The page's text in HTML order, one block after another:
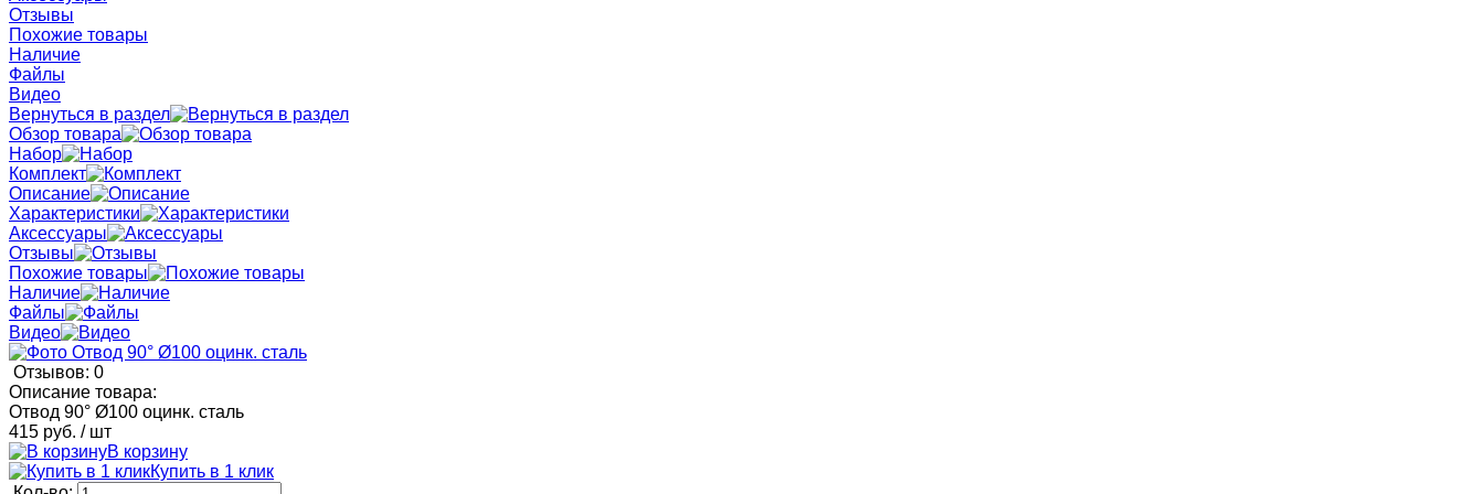
Отзывы
Похожие товары
Наличие
Файлы
Видео
Вернуться в раздел
Обзор товара
Набор
Комплект
Описание
Характеристики
Аксессуары
Отзывы
Похожие товары
Наличие
Файлы
Видео
Отзывов: 0
Описание товара:
Отвод 90° Ø100 оцинк. сталь
415 руб. / шт
В корзину
Купить в 1 клик